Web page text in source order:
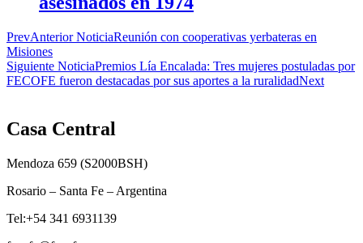
PrevAnterior NoticiaReunión con cooperativas yerbateras en
Misiones
Siguiente NoticiaPremios Lía Encalada: Tres mujeres postuladas por
FECOFE fueron destacadas por sus aportes a la ruralidadNext
Casa Central
Mendoza 659 (S2000BSH)
Rosario – Santa Fe – Argentina
Tel:+54 341 6931139